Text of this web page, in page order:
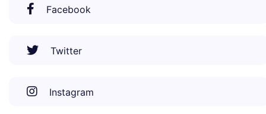
Facebook
Twitter
Instagram